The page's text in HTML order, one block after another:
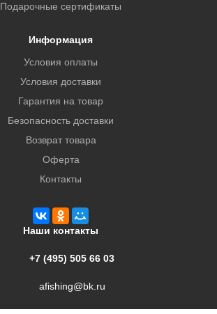
Подарочные сертификаты
Информация
Условия оплаты
Условия доставки
Гарантия на товар
Безопасность доставки
Возврат товара
Оферта
Контакты
Наши контакты
+7 (495) 505 66 03
afishing@bk.ru